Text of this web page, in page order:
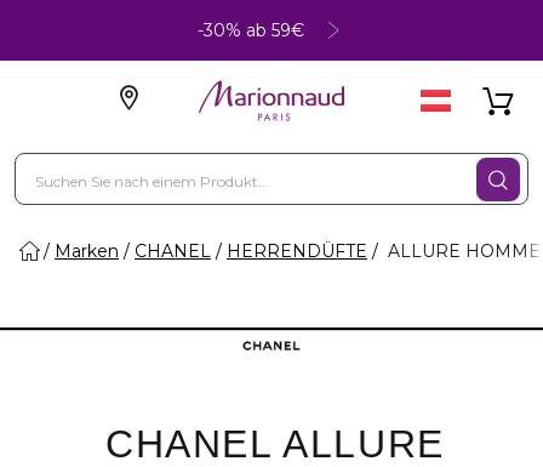
-30% ab 59€
Marken CHANEL HERRENDÜFTE ALLURE HOMME
CHANEL ALLURE